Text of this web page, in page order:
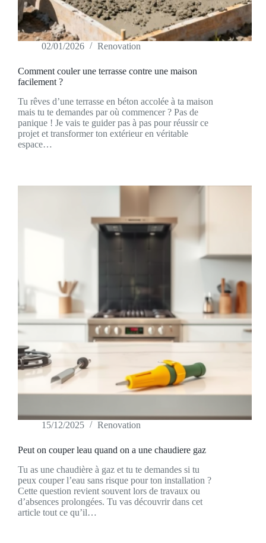
02/01/2026 Renovation
Comment couler une terrasse contre une maison
facilement ?
Tu rêves d’une terrasse en béton accolée à ta maison
mais tu te demandes par où commencer ? Pas de
panique ! Je vais te guider pas à pas pour réussir ce
projet et transformer ton extérieur en véritable
espace…
15/12/2025 Renovation
Peut on couper leau quand on a une chaudiere gaz
Tu as une chaudière à gaz et tu te demandes si tu
peux couper l’eau sans risque pour ton installation ?
Cette question revient souvent lors de travaux ou
d’absences prolongées. Tu vas découvrir dans cet
article tout ce qu’il…